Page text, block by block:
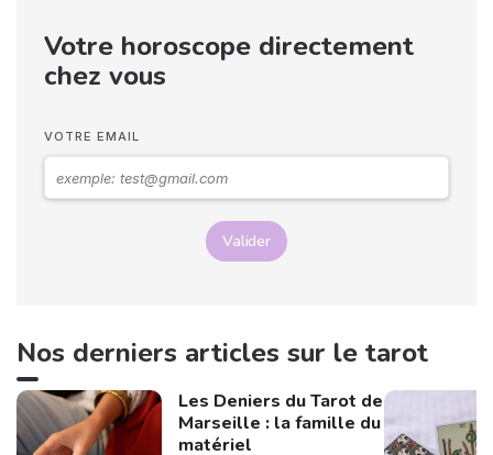
Votre horoscope directement
chez vous
VOTRE EMAIL
Valider
Nos derniers articles sur le tarot
Les Deniers du Tarot de
Marseille : la famille du
matériel